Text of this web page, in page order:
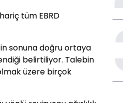
tüm EBRD
sonuna doğru ortaya
belirtiliyor. Talebin
üzere birçok